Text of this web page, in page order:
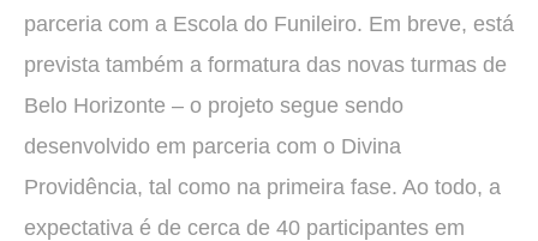
parceria com a Escola do Funileiro. Em breve, está
prevista também a formatura das novas turmas de
Belo Horizonte – o projeto segue sendo
desenvolvido em parceria com o Divina
Providência, tal como na primeira fase. Ao todo, a
expectativa é de cerca de 40 participantes em